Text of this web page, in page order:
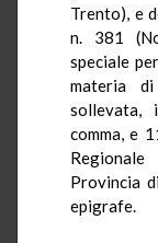
Trento), e
n. 381
speciale
materia
sollevata,
comma, e
Provincia
epigrafe.